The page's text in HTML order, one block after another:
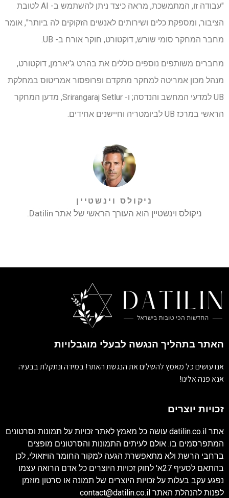
"עבודה זו, המתמשכת, מראה כיצד ניתן להשתמש ב- AI לטובת
הציבור, ומספקת כלים ושירותים לאנשים הזקוקים לה ביותר", אומר
מחבר המחקר סומי שורש, דוקטורט, חוקר אורח ב- UB.
מחברים משותפים נוספים כוללים את בהרט ג'יארמן, דוקטורט,
מנהל מכון אמריטה למחקר מתקדם ופרופסור אמריטוס במחלקת
UB למדעי המחשב והנדסה; ו- Srirangaraj Setlur, מדען המחקר
הראשי במרכז UB לביומטריה וחיישנים אחידים.
ניקולס וינשטיין
ניקולס וינשטיין הוא העורך הראשי של אתר Datilin.
האתר בתהליך הנגשה לבעלי מוגבלויות
אנו עושים כל מאמץ להשלים את הנגשת האתר! במידה ונתקלת בבעיה
אנא פנה אלינו!
זכויות יוצרים
אתר datilin.co.il עושה כל מאמץ לאתר זכויות על תמונות וסרטונים
המתפרסמים בו. אולם לעיתים התמונות והסרטונים מופצים
ברחבי הרשת ולא מתאפשרת הגעה למקור החומר הויזאולי, לכן
בהתאם לסעיף 27א' לחוק זכויות היוצרים כל אדם הרואה עצמו
נפגע עקב בעלות על זכויות היוצרים של תמונה או סרטון מוזמן
לפנות להנהלת האתר contact@datilin.co.il